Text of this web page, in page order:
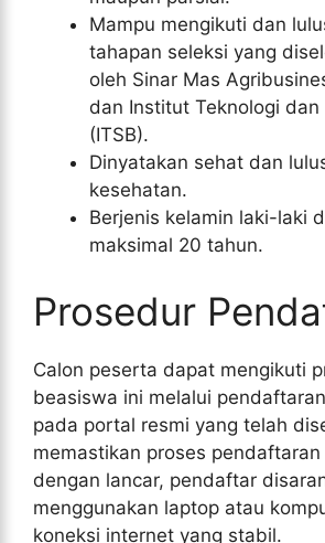
Mampu mengikuti dan
tahapan seleksi yang
oleh Sinar Mas
dan Institut Teknologi dan
(ITSB).
Dinyatakan sehat dan
kesehatan.
Berjenis kelamin laki-laki
maksimal 20 tahun.
Prosedur
Calon peserta dapat mengikuti
beasiswa ini melalui
pada portal resmi yang telah
memastikan proses
dengan lancar, pendaftar
menggunakan laptop atau
koneksi internet yang stabil.